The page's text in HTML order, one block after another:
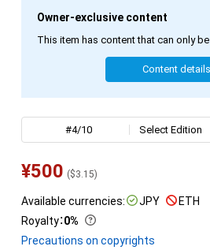
Owner-exclusive content
This item has content that can only
Content details
#4/10 Select Edition
¥500 ($3.15)
Available currencies: JPY
ETH
Royalty：0%
Precautions on copyrights